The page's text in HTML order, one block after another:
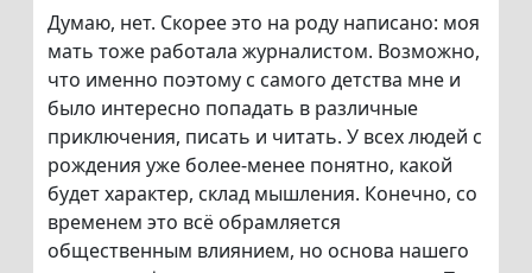
Думаю, нет. Скорее это на роду написано: моя
мать тоже работала журналистом. Возможно,
что именно поэтому с самого детства мне и
было интересно попадать в различные
приключения, писать и читать. У всех людей с
рождения уже более-менее понятно, какой
будет характер, склад мышления. Конечно, со
временем это всё обрамляется
общественным влиянием, но основа нашего